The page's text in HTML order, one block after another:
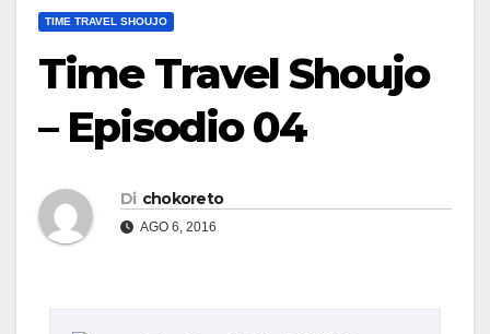
TIME TRAVEL SHOUJO
Time Travel Shoujo
– Episodio 04
Di chokoreto
AGO 6, 2016